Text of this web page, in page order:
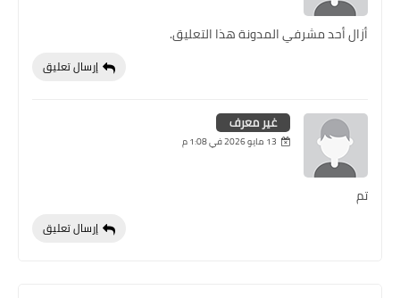
أزال أحد مشرفي المدونة هذا التعليق.
إرسال تعليق
غير معرف
13 مايو 2026 في 1:08 م
تم
إرسال تعليق